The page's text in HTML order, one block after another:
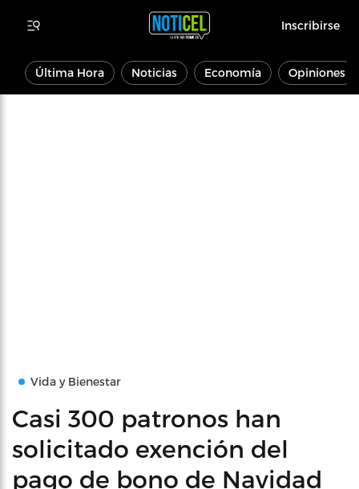
Inscribirse
Última Hora Noticias Economía Opiniones
Vida y Bienestar
Casi 300 patronos han
solicitado exención del
pago de bono de Navidad